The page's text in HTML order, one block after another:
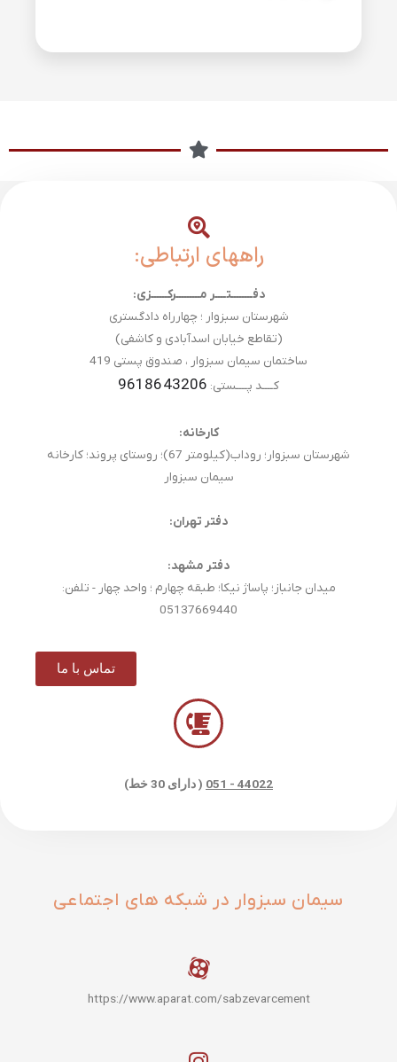
راههای ارتباطی:
دفــــــــتــــر مـــــــــرکــــــزی:
شهرستان سبزوار ؛ چهارراه دادگستری
(تقاطع خیابان اسدآبادی و کاشفی)
ساختمان سیمان سبزوار ، صندوق پستی 419
کــــد پــــستی: 9618643206
کارخانه:
شهرستان سبزوار؛ روداب(کیلومتر 67)؛ روستای پروند؛ کارخانه
سیمان سبزوار
دفتر تهران:
دفتر مشهد:
میدان جانباز؛ پاساژ نیکا؛ طبقه چهارم ؛ واحد چهار - تلفن:
05137669440
تماس با ما
44022 - 051 ( دارای 30 خط)
سیمان سبزوار در شبکه های اجتماعی
https://www.aparat.com/sabzevarcement